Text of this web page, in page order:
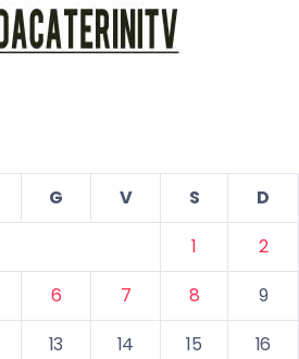
G V S
D
1
2
6 7 8
9
13 14 15
16